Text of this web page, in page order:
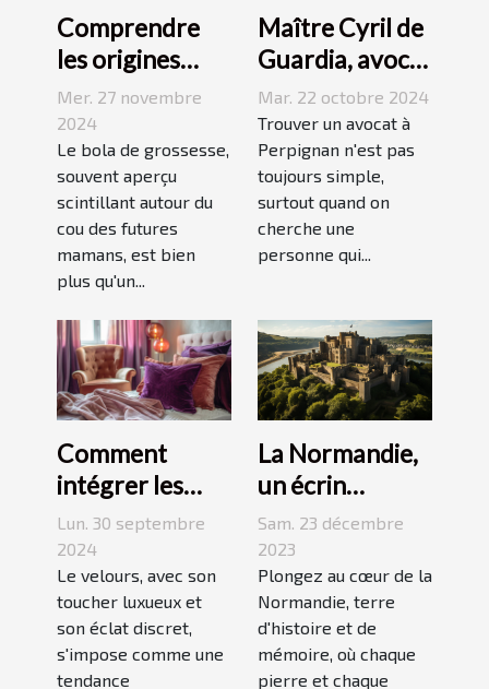
Comprendre
les origines
culturelles du
bola de
grossesse
Mer. 27 novembre
2024
Le bola de grossesse,
souvent aperçu
scintillant autour du
cou des futures
mamans, est bien
plus qu'un...
Maître Cyril de
Guardia, avocat
renommé à
Perpignan
Mar. 22 octobre 2024
Trouver un avocat à
Perpignan n'est pas
toujours simple,
surtout quand on
cherche une
personne qui...
Comment
intégrer les
accessoires en
velours dans
votre quotidien
Lun. 30 septembre
2024
Le velours, avec son
toucher luxueux et
son éclat discret,
s'impose comme une
tendance
La Normandie,
un écrin
historique pour
des
événements
mémorables
Sam. 23 décembre
2023
Plongez au cœur de la
Normandie, terre
d'histoire et de
mémoire, où chaque
pierre et chaque